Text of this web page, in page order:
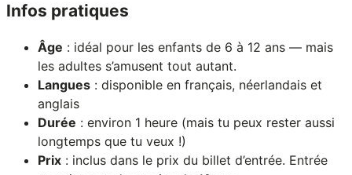
Infos pratiques
Âge : idéal pour les enfants de 6 à 12 ans — mais
les adultes s’amusent tout autant.
Langues : disponible en français, néerlandais et
anglais
Durée : environ 1 heure (mais tu peux rester aussi
longtemps que tu veux !)
Prix : inclus dans le prix du billet d’entrée. Entrée